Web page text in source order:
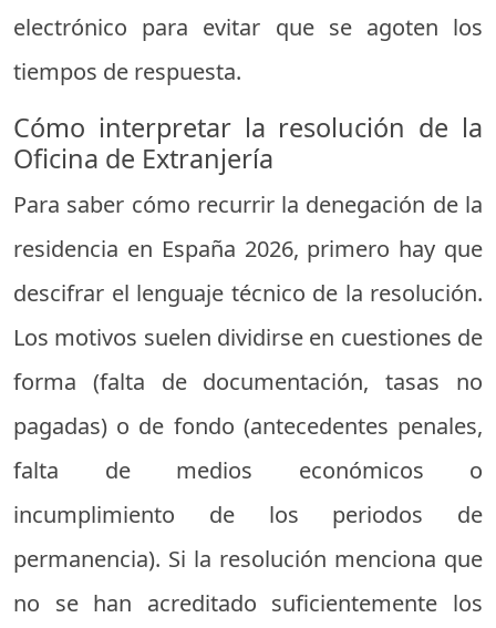
electrónico para evitar que se agoten los
tiempos de respuesta.
Cómo interpretar la resolución de la
Oficina de Extranjería
Para saber cómo recurrir la denegación de la
residencia en España 2026, primero hay que
descifrar el lenguaje técnico de la resolución.
Los motivos suelen dividirse en cuestiones de
forma (falta de documentación, tasas no
pagadas) o de fondo (antecedentes penales,
falta de medios económicos o
incumplimiento de los periodos de
permanencia). Si la resolución menciona que
no se han acreditado suficientemente los